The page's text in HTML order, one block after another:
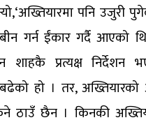
पनि उजुरी
गर्न ईंकार गर्दै आएको
शाहकै प्रत्यक्ष
हो । तर, अख्तियारको
ठाउँ छैन । किनकी